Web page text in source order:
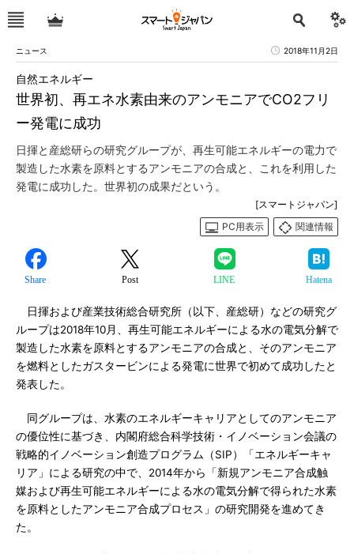
ニュース 2018年11月2日
世界初、再エネ水素由来のアンモニアでCO2フリ
ー発電に成功
自然エネルギー
日揮と産総研らの研究グループが、再生可能エネルギーの電力で
製造した水素を原料とするアンモニアの合成と、これを利用した
発電に成功した。世界初の成果だという。
[スマートジャパン]
PC用表示
関連情報
Share Post LINE Hatena
日揮および産業技術総合研究所（以下、産総研）などの研究グ
ループは2018年10月、再生可能エネルギーによる水の電気分解で
製造した水素を原料とするアンモニアの合成と、そのアンモニア
を燃料としたガスタービンによる発電に世界で初めて成功したと
発表した。
同グループは、水素のエネルギーキャリアとしてのアンモニア
の優位性に基づき、内閣府総合科学技術・イノベーション会議の
戦略的イノベーション創造プログラム（SIP）「エネルギーキャ
リア」による研究の中で、2014年から「新規アンモニア合成触
媒および再生可能エネルギーによる水の電気分解で得られた水素
を原料としたアンモニア合成プロセス」の研究開発を進めてき
た。